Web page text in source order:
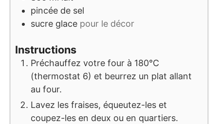
pincée de sel
sucre glace pour le décor
Instructions
Préchauffez votre four à 180°C
(thermostat 6) et beurrez un plat allant
au four.
Lavez les fraises, équeutez-les et
coupez-les en deux ou en quartiers.